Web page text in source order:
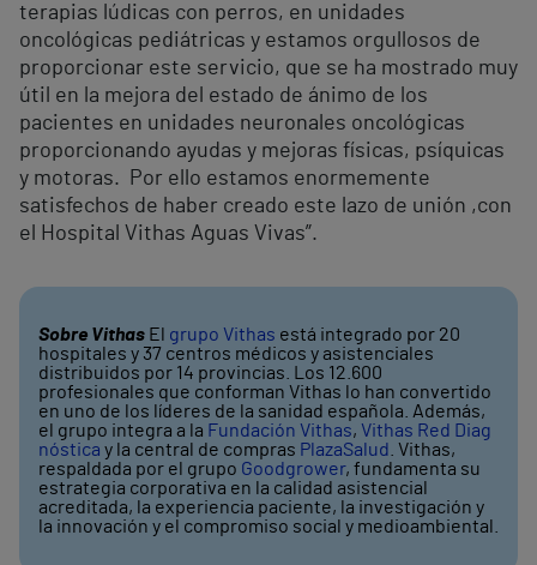
terapias lúdicas con perros, en unidades
oncológicas pediátricas y estamos orgullosos de
proporcionar este servicio, que se ha mostrado muy
útil en la mejora del estado de ánimo de los
pacientes en unidades neuronales oncológicas
proporcionando ayudas y mejoras físicas, psíquicas
y motoras. Por ello estamos enormemente
satisfechos de haber creado este lazo de unión ,con
el Hospital Vithas Aguas Vivas”.
Sobre Vithas El grupo Vithas está integrado por 20
hospitales y 37 centros médicos y asistenciales
distribuidos por 14 provincias. Los 12.600
profesionales que conforman Vithas lo han convertido
en uno de los líderes de la sanidad española. Además,
el grupo integra a la Fundación Vithas, Vithas Red Diag
nóstica y la central de compras PlazaSalud . Vithas,
respaldada por el grupo Goodgrower, fundamenta su
estrategia corporativa en la calidad asistencial
acreditada, la experiencia paciente, la investigación y
la innovación y el compromiso social y medioambiental.